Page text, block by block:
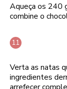
Aqueça os 240
combine o
Verta as natas
ingredientes
arrefecer